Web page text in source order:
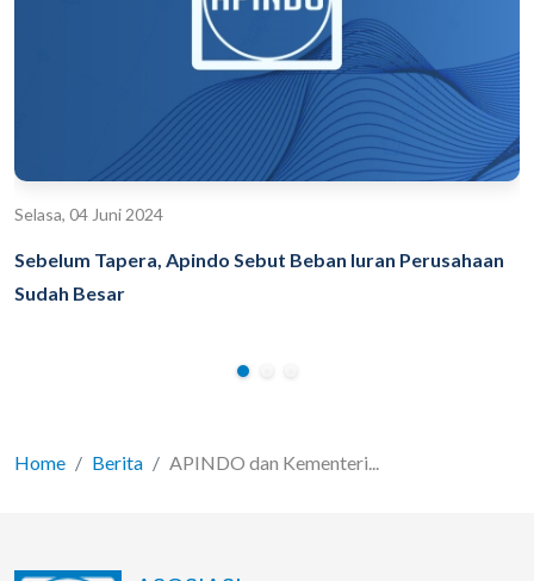
Selasa, 04 Juni 2024
Sebelum Tapera, Apindo Sebut Beban Iuran Perusahaan
Sudah Besar
Home Berita APINDO dan Kementeri...